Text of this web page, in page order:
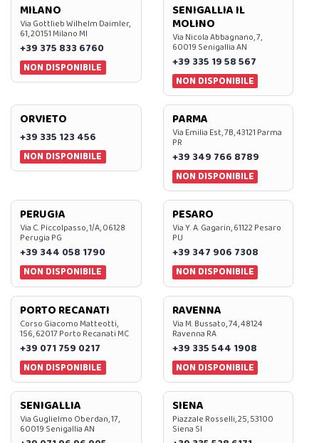
MILANO
Via Gottlieb Wilhelm Daimler,
61, 20151 Milano MI
+39 375 833 6760
NON DISPONIBILE
SENIGALLIA IL
MOLINO
Via Nicola Abbagnano, 7,
60019 Senigallia AN
+39 335 19 58 567
NON DISPONIBILE
ORVIETO
+39 335 123 456
NON DISPONIBILE
PARMA
Via Emilia Est, 7B, 43121 Parma
PR
+39 349 766 8789
NON DISPONIBILE
PERUGIA
Via C. Piccolpasso, 1/A, 06128
Perugia PG
+39 344 058 1790
NON DISPONIBILE
PESARO
Via Y. A. Gagarin, 61122 Pesaro
PU
+39 347 906 7308
NON DISPONIBILE
PORTO RECANATI
Corso Giacomo Matteotti,
156, 62017 Porto Recanati MC
+39 071 759 0217
NON DISPONIBILE
RAVENNA
Via M. Bussato, 74, 48124
Ravenna RA
+39 335 544 1908
NON DISPONIBILE
SENIGALLIA
Via Guglielmo Oberdan, 17,
60019 Senigallia AN
SIENA
Piazzale Rosselli, 25, 53100
Siena SI